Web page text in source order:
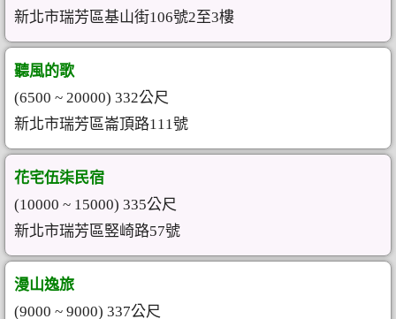
新北市瑞芳區基山街106號2至3樓
聽風的歌
(6500 ~ 20000) 332公尺
新北市瑞芳區崙頂路111號
花宅伍柒民宿
(10000 ~ 15000) 335公尺
新北市瑞芳區竪崎路57號
漫山逸旅
(9000 ~ 9000) 337公尺